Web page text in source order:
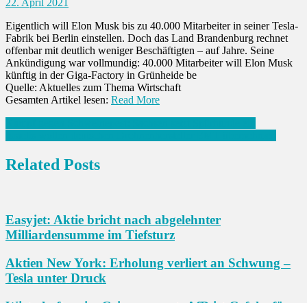
Eigentlich will Elon Musk bis zu 40.000 Mitarbeiter in seiner Tesla-
Fabrik bei Berlin einstellen. Doch das Land Brandenburg rechnet
offenbar mit deutlich weniger Beschäftigten – auf Jahre. Seine
Ankündigung war vollmundig: 40.000 Mitarbeiter will Elon Musk
künftig in der Giga-Factory in Grünheide be
Quelle: Aktuelles zum Thema Wirtschaft
Gesamten Artikel lesen: Read More
Beitrags-
Navigation
Related Posts
Easyjet: Aktie bricht nach abgelehnter
Milliardensumme im Tiefsturz
Aktien New York: Erholung verliert an Schwung –
Tesla unter Druck